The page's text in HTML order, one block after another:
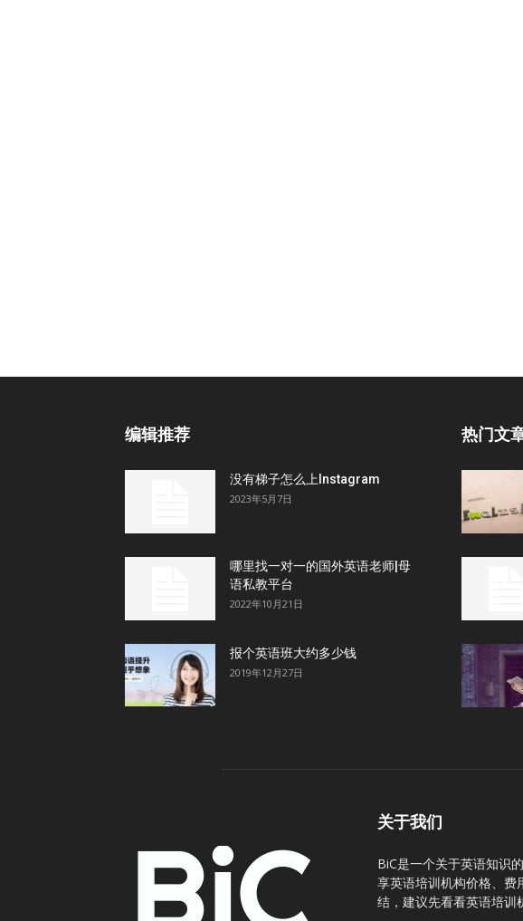
编辑推荐
没有梯子怎么上Instagram
2023年5月7日
哪里找一对一的国外英语老师|母
语私教平台
2022年10月21日
报个英语班大约多少钱
2019年12月27日
热门文
关于我们
BiC是一个关于英语知识
享英语培训机构价格、费
结，建议先看看英语培训